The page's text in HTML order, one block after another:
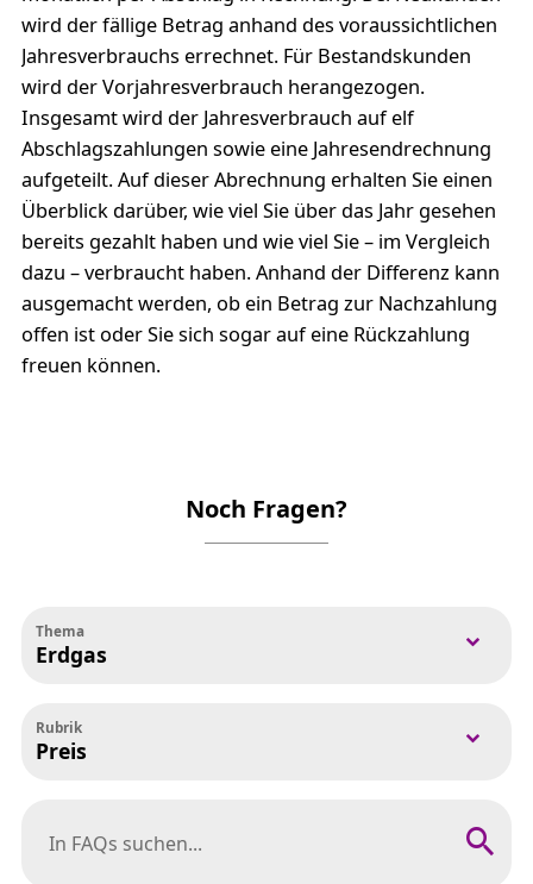
wird der fällige Betrag anhand des voraussichtlichen
Jahresverbrauchs errechnet. Für Bestandskunden
wird der Vorjahresverbrauch herangezogen.
Insgesamt wird der Jahresverbrauch auf elf
Abschlagszahlungen sowie eine Jahresendrechnung
aufgeteilt. Auf dieser Abrechnung erhalten Sie einen
Überblick darüber, wie viel Sie über das Jahr gesehen
bereits gezahlt haben und wie viel Sie – im Vergleich
dazu – verbraucht haben. Anhand der Differenz kann
ausgemacht werden, ob ein Betrag zur Nachzahlung
offen ist oder Sie sich sogar auf eine Rückzahlung
freuen können.
Noch Fragen?
Thema
Erdgas
Rubrik
Preis
In FAQs suchen nach: